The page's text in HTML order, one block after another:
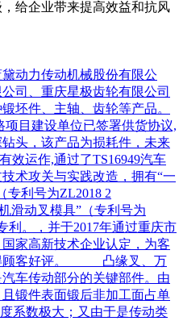
给企业带来提高效益和抗风
动力传动机械股份有限公
司、重庆星极齿轮有限公司
坯件、主轴、齿轮等产品。
项目建设单位已签署供货协议,
头，该产品为损耗件，未来
运作,通过了TS16949汽车
术攻关与实践改造，拥有“一
专利号为ZL2018 2
滑动叉模具”（专利号为
利。，并于2017年通过重庆市
家高新技术企业认定，为客
得顾客好评。 凸缘叉、万
车传动部分的关键部件。由
锻件表面锻后非加工面占单
系数极大；又由于是传动类